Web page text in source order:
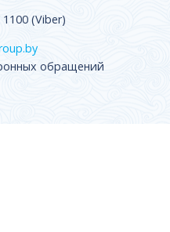
(Viber)
обращений